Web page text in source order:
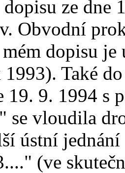
ze dne
Obvodní
dopisu je
Také
19. 9. 1994 s
se vloudila
ústní
(ve